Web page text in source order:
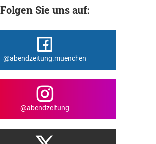
Folgen Sie uns auf:
@abendzeitung.muenchen
@abendzeitung